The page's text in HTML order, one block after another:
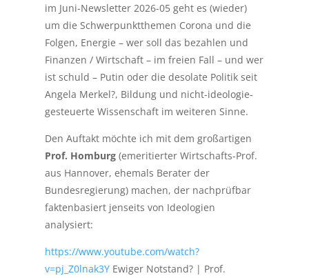
im Juni-Newsletter 2026-05 geht es (wieder)
um die Schwerpunktthemen Corona und die
Folgen, Energie – wer soll das bezahlen und
Finanzen / Wirtschaft – im freien Fall – und wer
ist schuld – Putin oder die desolate Politik seit
Angela Merkel?, Bildung und nicht-ideologie-
gesteuerte Wissenschaft im weiteren Sinne.
Den Auftakt möchte ich mit dem großartigen
Prof. Homburg (emeritierter Wirtschafts-Prof.
aus Hannover, ehemals Berater der
Bundesregierung) machen, der nachprüfbar
faktenbasiert jenseits von Ideologien
analysiert:
https://www.youtube.com/watch?
v=pj_Z0lnak3Y Ewiger Notstand? | Prof.